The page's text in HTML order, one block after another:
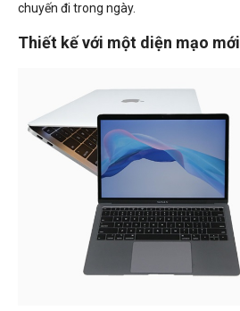
chuyến đi trong ngày.
Thiết kế với một diện mạo mới